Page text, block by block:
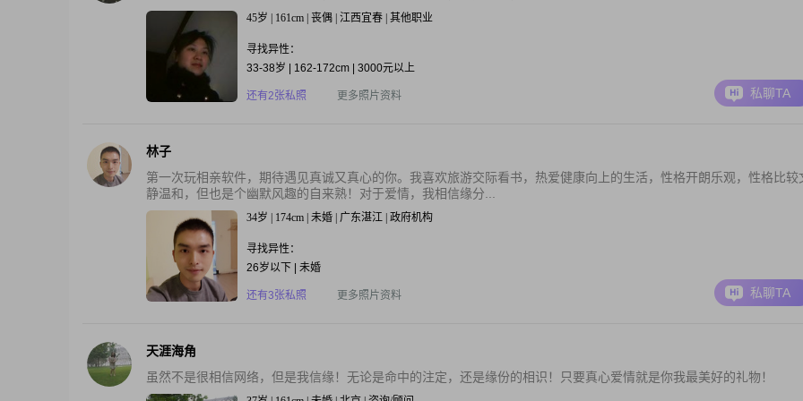
45岁 | 161cm | 丧偶 | 江西宜春 | 其他职业
寻找异性：
33-38岁 | 162-172cm | 3000元以上
还有2张私照 更多照片资料 私聊TA
林子
第一次玩相亲软件，期待遇见真诚又真心的你。我喜欢旅游交际看书，热爱健康向上的生活，性格开朗乐观，性格比较
静温和，但也是个幽默风趣的自来熟！对于爱情，我相信缘分...
34岁 | 174cm | 未婚 | 广东湛江 | 政府机构
寻找异性：
26岁以下 | 未婚
还有3张私照 更多照片资料 私聊TA
天涯海角
虽然不是很相信网络，但是我信缘！无论是命中的注定，还是缘份的相识！只要真心爱情就是你我最美好的礼物！